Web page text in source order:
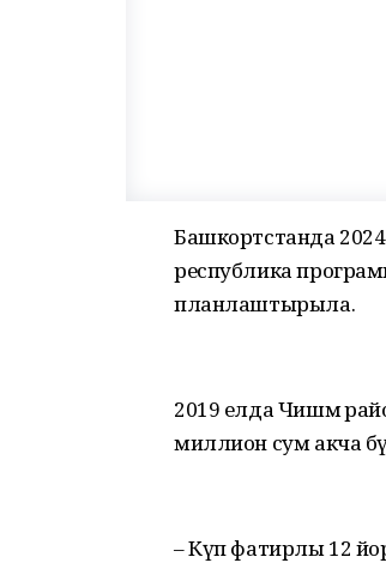
Башкортстанда
республика
планлаштырыла.
2019 елда Чишмә
миллион сум акча
– Күп фатирлы 12